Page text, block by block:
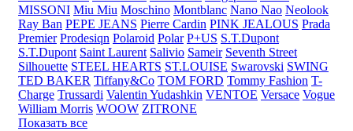
MISSONI Miu Miu Moschino Montblanc Nano Nao Neolook
Ray Ban PEPE JEANS Pierre Cardin PINK JEALOUS Prada
Premier Prodesiqn Polaroid Polar P+US S.T.Dupont
S.T.Dupont Saint Laurent Salivio Sameir Seventh Street
Silhouette STEEL HEARTS ST.LOUISE Swarovski SWING
TED BAKER Tiffany&Co TOM FORD Tommy Fashion T-
Charge Trussardi Valentin Yudashkin VENTOE Versace Vogue
William Morris WOOW ZITRONE
Показать все